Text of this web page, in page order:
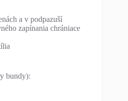
a v podpazuší
zapínania chrániace
bundy):